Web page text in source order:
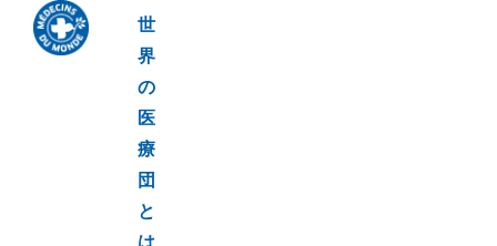
世
界
の
医
療
団
と